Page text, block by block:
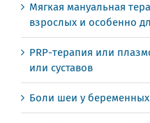
Мягкая мануальная
взрослых и особенно
PRP-терапия или
или суставов
Боли шеи у беременных